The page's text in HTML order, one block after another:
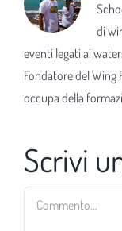
di
eventi legati ai
Fondatore del Wing
occupa della
Scrivi
Commento